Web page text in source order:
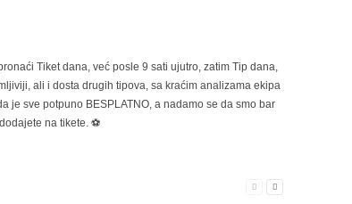
Tiket dana, već posle 9 sati ujutro, zatim Tip dana,
ali i dosta drugih tipova, sa kraćim analizama ekipa
je sve potpuno BESPLATNO, a nadamo se da smo bar
na tikete. ⚽